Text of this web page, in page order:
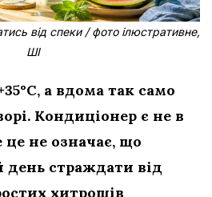
від спеки / фото ілюстративне,
ШІ
а вдома так само
Кондиціонер є не в
це не означає, що
день страждати від
хитрощів